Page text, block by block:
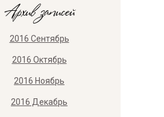
Архив записей
2016 Сентябрь
2016 Октябрь
2016 Ноябрь
2016 Декабрь